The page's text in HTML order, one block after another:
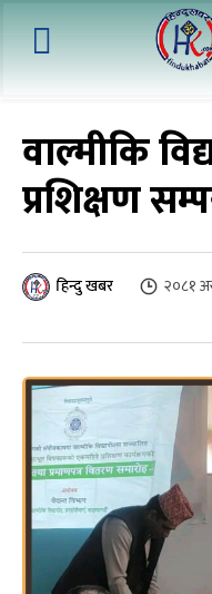
वाल्मीकि
प्रशिक्षण
हिन्दु खबर २०८१